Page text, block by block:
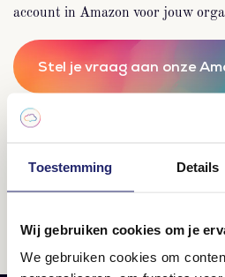
Toestemming Details
Wij gebruiken cookies om je
We gebruiken cookies om
account in Amazon voor jouw
Stel je vraag aan onze